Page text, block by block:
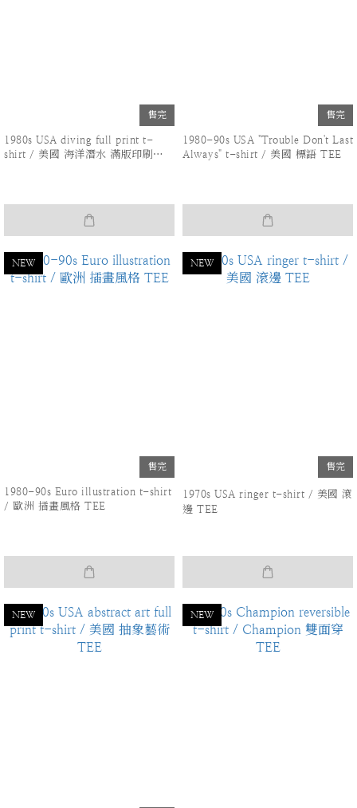
售完
1980s USA diving full print t-
shirt / 美國 海洋潛水 滿版印刷
售完
1980-90s USA "Trouble Don't Last
Always" t-shirt / 美國 標語 TEE
NEW
售完
1980-90s Euro illustration t-shirt
/ 歐洲 插畫風格 TEE
NEW
售完
1970s USA ringer t-shirt / 美國 滾
邊 TEE
NEW NEW